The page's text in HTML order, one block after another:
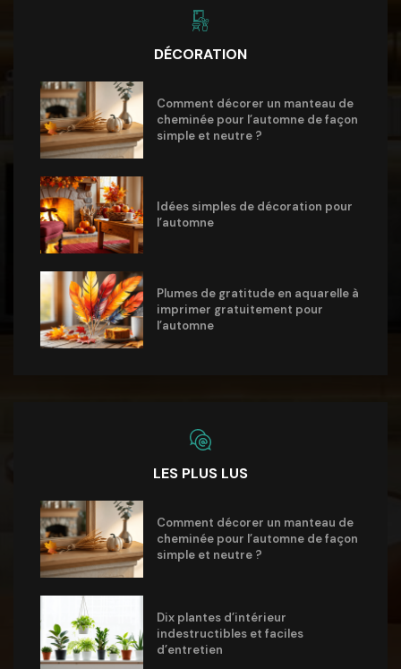
DÉCORATION
Comment décorer un manteau de
cheminée pour l’automne de façon
simple et neutre ?
Idées simples de décoration pour
l’automne
Plumes de gratitude en aquarelle à
imprimer gratuitement pour
l’automne
LES PLUS LUS
Comment décorer un manteau de
cheminée pour l’automne de façon
simple et neutre ?
Dix plantes d’intérieur
indestructibles et faciles
d’entretien